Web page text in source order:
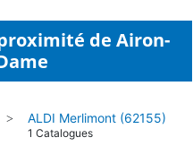
de Airon-
> ALDI Merlimont (62155)
1 Catalogues